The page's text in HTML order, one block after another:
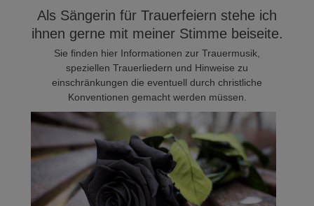
Als Sängerin für Trauerfeiern stehe ich
ihnen gerne mit meiner Stimme beiseite.
Sie finden hier Informationen zur Trauermusik,
speziellen Trauerliedern und Hinweise zu
einschränkungen die eventuell durch christliche
Konventionen gemacht werden müssen.